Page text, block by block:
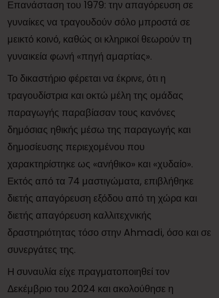
Επανάσταση του 1979: την απαγόρευση σε
γυναίκες να τραγουδούν σόλο μπροστά σε
μεικτό κοινό, καθώς οι κληρικοί θεωρούν τη
γυναικεία φωνή «πηγή αμαρτίας».
Το δικαστήριο φέρεται να έκρινε, ότι η
τραγουδίστρια και οκτώ μέλη της ομάδας
παραγωγής παραβίασαν τους κανόνες
δημόσιας ηθικής μέσω της παραγωγής και
δημοσίευσης περιεχομένου που
χαρακτηρίστηκε ως «ανήθικο» και «χυδαίο».
Εκτός από τα 74 μαστιγώματα, επιβλήθηκε
διετής απαγόρευση εξόδου από τη χώρα και
διετής απαγόρευση καλλιτεχνικής
δραστηριότητας τόσο στην Ahmadi, όσο και σε
συνεργάτες της.
Η συναυλία είχε πραγματοποιηθεί τον
Δεκέμβριο του 2024 και ακολούθησε η